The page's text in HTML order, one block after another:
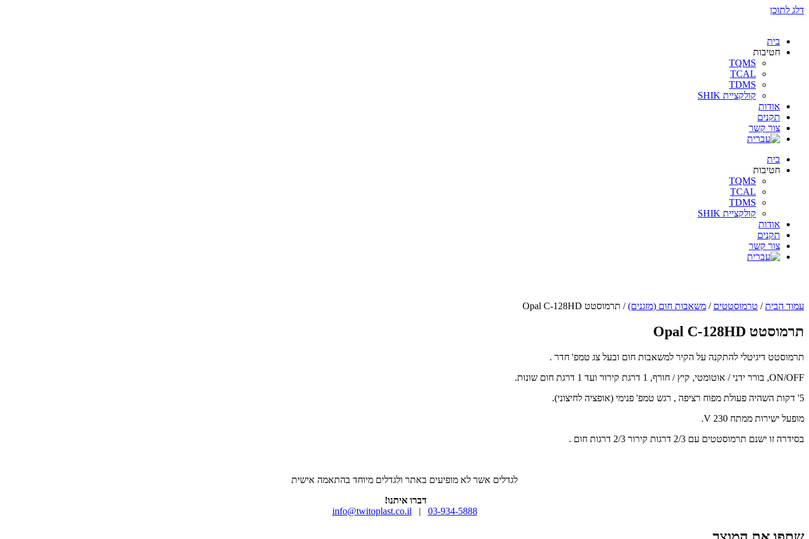
דלג לתוכן
בית
חטיבות
TQMS
TCAL
TDMS
קולקציית SHIK
אודות
תקנים
צור קשר
בית
חטיבות
TQMS
TCAL
TDMS
קולקציית SHIK
אודות
תקנים
צור קשר
עמוד הבית/ טרמוסטטים / משאבות חום (מזגנים)/ תרמוסטט Opal C-128HD
תרמוסטט Opal C-128HD
תרמוסטט דיגיטלי להתקנה על הקיר למשאבות חום ובעל צג טמפ' חדר .
ON/OFF, בורר ידני / אוטומטי, קיץ / חורף, 1 דרגת קירור ועד 1 דרגת חום שונות.
5' דקות השהיה פעולת מפוח רציפה , רגש טמפ' פנימי (אופציה לחיצוני).
מופעל ישירות ממתח 230 V.
בסידרה זו ישנם תרמוסטטים עם 2/3 דרגות קירור 2/3 דרגות חום .
לגדלים אשר לא מופיעים באתר ולגדלים מיוחד בהתאמה אישית
דברו איתנו!
03-934-5888
|
info@twitoplast.co.il